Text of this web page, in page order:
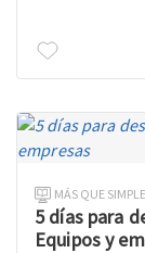
MÁS QUE
5 días para
Equipos y